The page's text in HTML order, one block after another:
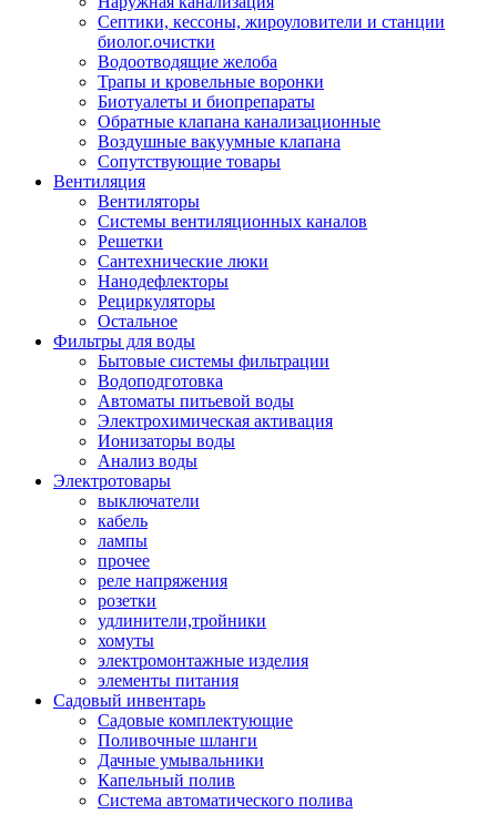
Септики, кессоны, жироуловители и станции
биолог.очистки
Водоотводящие желоба
Трапы и кровельные воронки
Биотуалеты и биопрепараты
Обратные клапана канализационные
Воздушные вакуумные клапана
Сопутствующие товары
Вентиляция
Вентиляторы
Системы вентиляционных каналов
Решетки
Сантехнические люки
Нанодефлекторы
Рециркуляторы
Остальное
Фильтры для воды
Бытовые системы фильтрации
Водоподготовка
Автоматы питьевой воды
Электрохимическая активация
Ионизаторы воды
Анализ воды
Электротовары
выключатели
кабель
лампы
прочее
реле напряжения
розетки
удлинители,тройники
хомуты
электромонтажные изделия
элементы питания
Садовый инвентарь
Садовые комплектующие
Поливочные шланги
Дачные умывальники
Капельный полив
Система автоматического полива